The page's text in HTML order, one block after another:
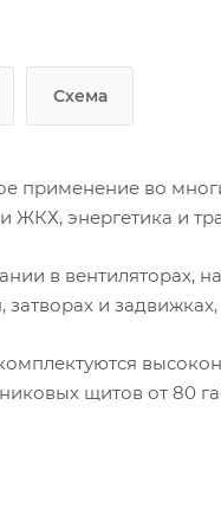
Схема
применение во
энергетика и
в вентиляторах,
и
щитов от 80